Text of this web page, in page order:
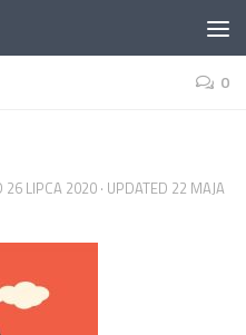
0
26 LIPCA 2020 · UPDATED 22 MAJA